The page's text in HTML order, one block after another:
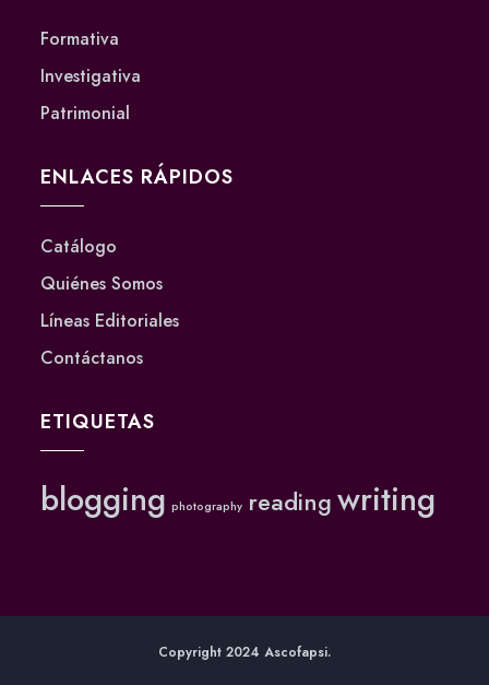
Formativa
Investigativa
Patrimonial
ENLACES RÁPIDOS
Catálogo
Quiénes Somos
Líneas Editoriales
Contáctanos
ETIQUETAS
blogging photography reading writing
Copyright 2024 Ascofapsi.